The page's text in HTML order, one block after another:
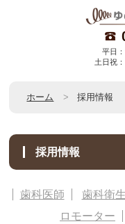
平日：
土日祝
ホーム 採用情報
採用情報
歯科医師 歯科衛
ロモーター